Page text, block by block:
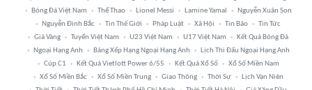
Bóng Đá Việt Nam
Thể Thao Lionel Messi Lamine Yamal
Nguyễn Xuân Son
Nguyễn Đình Bắc
Tin Thế Giới Pháp Luật Xã Hội Tin Bão
Tin Tức
Giá Vàng
Tuyển Việt Nam U23 Việt Nam U17 Việt Nam
Kết Quả Bóng Đá
Ngoại Hạng Anh
Bảng Xếp Hạng Ngoại Hạng Anh
Lịch Thi Đấu Ngoại Hạng Anh
Cúp C1
Kết Quả Vietlott Power 6/55 Kết Quả Xổ Số
Xổ Số Miền Nam
Xổ Số Miền Bắc
Xổ Số Miền Trung Giao Thông Thời Sự
Lịch Vạn Niên